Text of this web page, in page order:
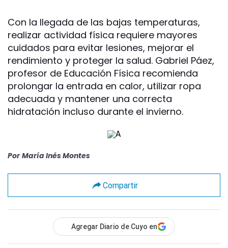
Con la llegada de las bajas temperaturas,
realizar actividad física requiere mayores
cuidados para evitar lesiones, mejorar el
rendimiento y proteger la salud. Gabriel Páez,
profesor de Educación Física recomienda
prolongar la entrada en calor, utilizar ropa
adecuada y mantener una correcta
hidratación incluso durante el invierno.
Por María Inés Montes
Compartir
Agregar Diario de Cuyo en